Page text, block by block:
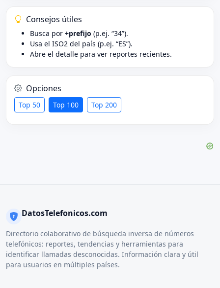
Consejos útiles
Busca por +prefijo (p.ej. “34”).
Usa el ISO2 del país (p.ej. “ES”).
Abre el detalle para ver reportes recientes.
Opciones
Top 50 Top 100 Top 200
DatosTelefonicos.com
Directorio colaborativo de búsqueda inversa de números
telefónicos: reportes, tendencias y herramientas para
identificar llamadas desconocidas. Información clara y útil
para usuarios en múltiples países.